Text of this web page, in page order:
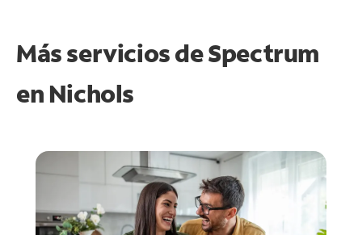
Más servicios de Spectrum
en Nichols